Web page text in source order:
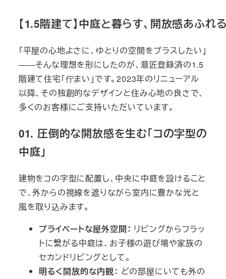
【1.5階建て】中庭と暮らす、開放感あふれ
「平屋の心地よさに、ゆとりの空間をプラスしたい」
――そんな理想を形にしたのが、意匠登録済の1.5
階建て住宅「佇まい」です。2023年のリニューアル
以降、その独創的なデザインと住み心地の良さで、
多くのお客様にご支持いただいています。
01. 圧倒的な開放感を生む「コの字型の
中庭」
建物をコの字型に配置し、中央に中庭を設けること
で、外からの視線を遮りながら室内に豊かな光と
風を取り込みます。
プライベートな屋外空間： リビングからフラッ
トに繋がる中庭は、お子様の遊び場や家族の
セカンドリビングとして。
明るく開放的な内観： どの部屋にいても外の